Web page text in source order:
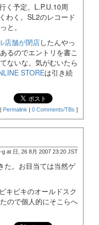
く予定。L.P.U.10周
わく。SL2のレコード
と。
店舗が閉店したんやっ
るのでエントリを書こ
ないな。気がむいたら
STOREは引き続
| Permalink | 0 Comments/TBs ]
g at 日, 26 8月 2007 23:20 JST
た。お目当ては当然ゲ
キビキのオールドスク
ので個人的にそこらへ